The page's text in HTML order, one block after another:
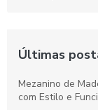
Últimas
Mezanino de
com Estilo e